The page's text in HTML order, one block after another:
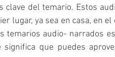
clave del temario. Estos
lugar, ya sea en casa, en el
temarios audio- narrados
que puedes